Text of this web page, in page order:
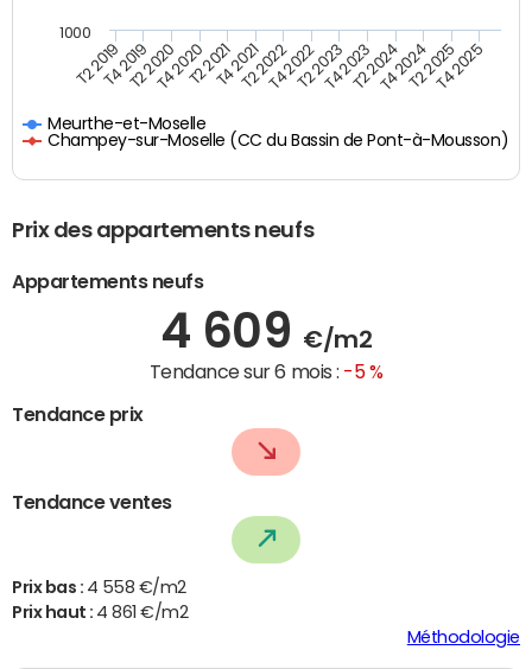
Meurthe-et-Moselle
Champey-sur-Moselle (CC du Bassin de Pont-à-Mousson)
T2 2019T4 2019T2 2020T4 2020T2 2021T4 2021T2 2022T4 2022T2 2023T4 2023T2 2024T4 2024T2 2025T4 2025
1000
Prix des appartements neufs
Appartements neufs
4 609 €/m2
Tendance sur 6 mois : -5 %
Tendance prix
Tendance ventes
Prix bas : 4 558 €/m2
Prix haut : 4 861 €/m2
Méthodologie